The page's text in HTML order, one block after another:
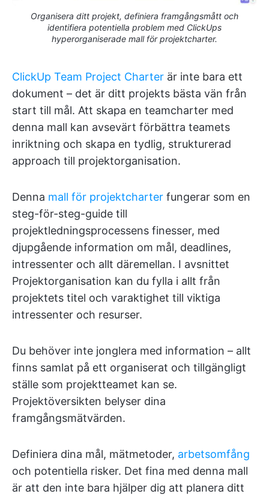
Organisera ditt projekt, definiera framgångsmått och
identifiera potentiella problem med ClickUps
hyperorganiserade mall för projektcharter.
ClickUp Team Project Charter är inte bara ett
dokument – det är ditt projekts bästa vän från
start till mål. Att skapa en teamcharter med
denna mall kan avsevärt förbättra teamets
inriktning och skapa en tydlig, strukturerad
approach till projektorganisation.
Denna mall för projektcharter fungerar som en
steg-för-steg-guide till
projektledningsprocessens finesser, med
djupgående information om mål, deadlines,
intressenter och allt däremellan. I avsnittet
Projektorganisation kan du fylla i allt från
projektets titel och varaktighet till viktiga
intressenter och resurser.
Du behöver inte jonglera med information – allt
finns samlat på ett organiserat och tillgängligt
ställe som projektteamet kan se.
Projektöversikten belyser dina
framgångsmätvärden.
Definiera dina mål, mätmetoder, arbetsomfång
och potentiella risker. Det fina med denna mall
är att den inte bara hjälper dig att planera ditt